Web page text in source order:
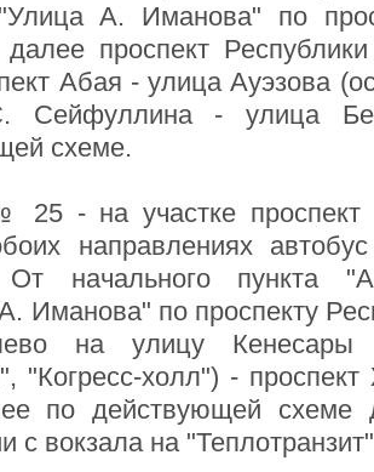
А. Иманова" по
далее проспект
Абая - улица Ауэзова
Сейфуллина - улица
схеме.
- на участке проспект
направлениях
От начального пункта
Иманова" по проспекту
на улицу Кенесары
"Когресс-холл") -
по действующей схеме
с вокзала на